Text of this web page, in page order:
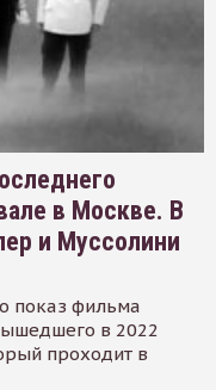
в Москве. В
и Муссолини
показ фильма
в 2022
проходит в